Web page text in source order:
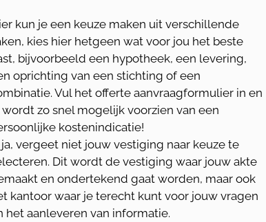
kun je een keuze maken uit verschillende
kies hier hetgeen wat voor jou het beste
bijvoorbeeld een hypotheek, een levering,
oprichting van een stichting of een
Vul het offerte aanvraagformulier in en
wordt zo snel mogelijk voorzien van een
kostenindicatie!
ja, vergeet niet jouw vestiging naar keuze te
Dit wordt de vestiging waar jouw akte
en ondertekend gaat worden, maar ook
kantoor waar je terecht kunt voor jouw vragen
het aanleveren van informatie.